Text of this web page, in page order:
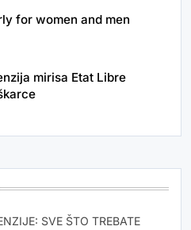
for women and men
mirisa Etat Libre
SVE ŠTO TREBATE